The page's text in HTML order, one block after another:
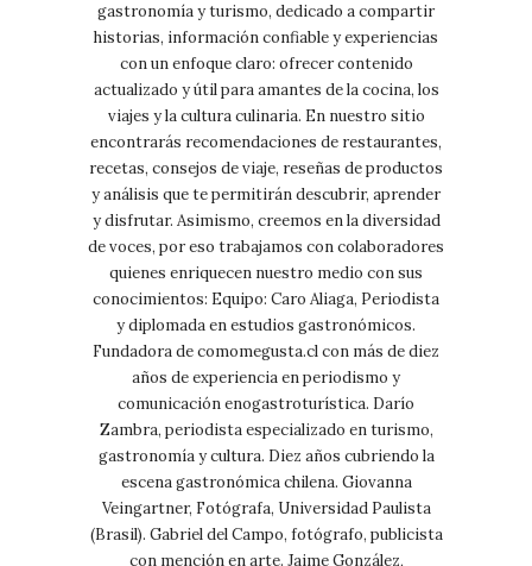
gastronomía y turismo, dedicado a compartir
historias, información confiable y experiencias
con un enfoque claro: ofrecer contenido
actualizado y útil para amantes de la cocina, los
viajes y la cultura culinaria. En nuestro sitio
encontrarás recomendaciones de restaurantes,
recetas, consejos de viaje, reseñas de productos
y análisis que te permitirán descubrir, aprender
y disfrutar. Asimismo, creemos en la diversidad
de voces, por eso trabajamos con colaboradores
quienes enriquecen nuestro medio con sus
conocimientos: Equipo: Caro Aliaga, Periodista
y diplomada en estudios gastronómicos.
Fundadora de comomegusta.cl con más de diez
años de experiencia en periodismo y
comunicación enogastroturística. Darío
Zambra, periodista especializado en turismo,
gastronomía y cultura. Diez años cubriendo la
escena gastronómica chilena. Giovanna
Veingartner, Fotógrafa, Universidad Paulista
(Brasil). Gabriel del Campo, fotógrafo, publicista
con mención en arte. Jaime González,